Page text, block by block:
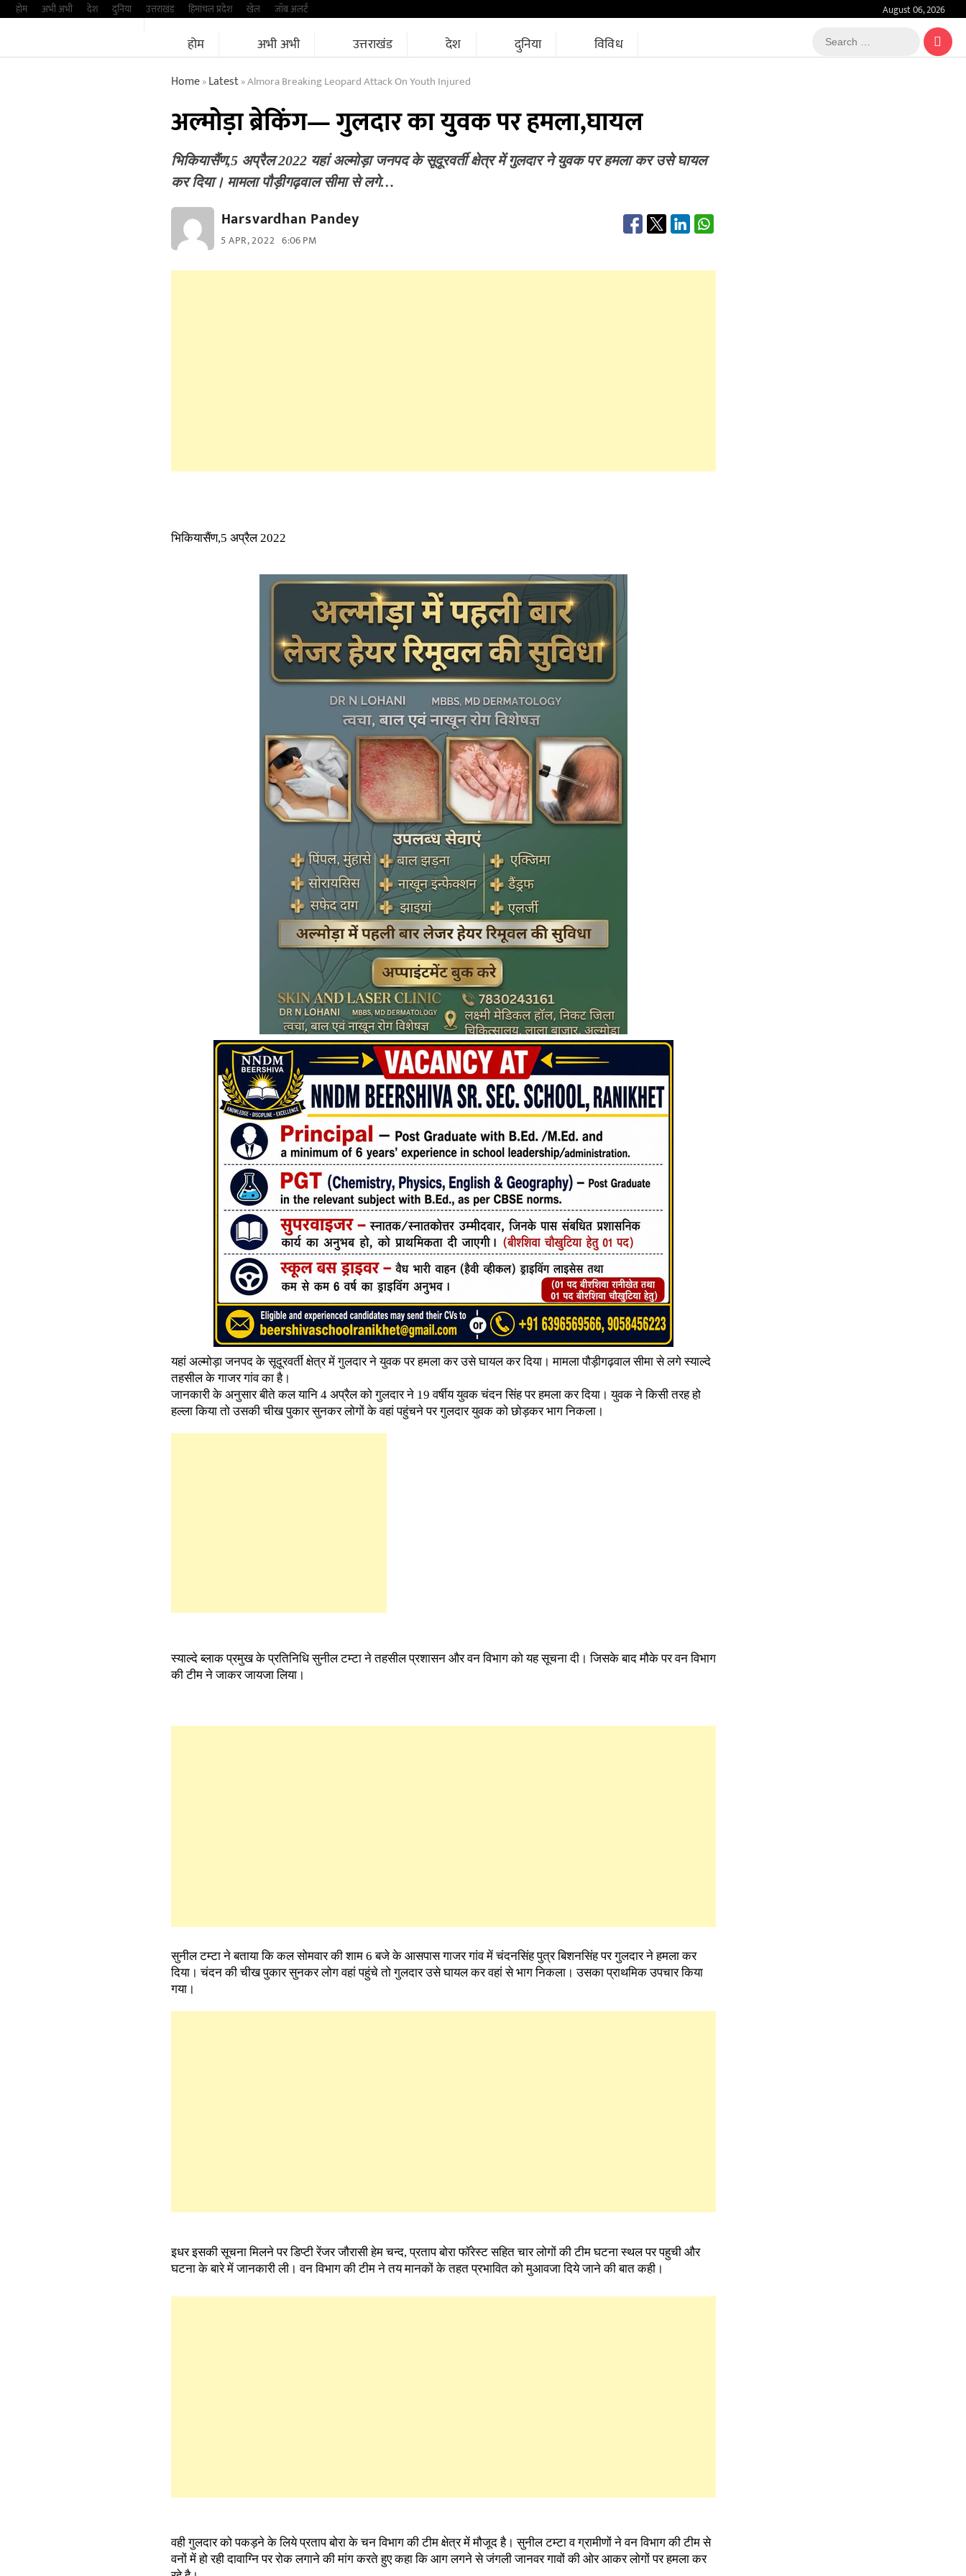
Skipहोम अभी अभी देश दुनिया उत्तराखंड हिमांचल प्रदेश खेल जॉब अलर्ट August 06, 2026
होम अभी अभी उत्तराखंड देश दुनिया विविध
Search
…
Home»Latest»Almora Breaking Leopard Attack On Youth Injured
अल्मोड़ा ब्रेकिंग— गुलदार​ ​का युवक पर हमला,घायल
भिकियासैंण,5 अप्रैल 2022 यहां अल्मोड़ा जनपद के सूदूरवर्ती क्षेत्र में गुलदार ने युवक पर हमला कर उसे घायल
कर दिया। मामला पौड़ीगढ़वाल सीमा से लगे…
Harsvardhan Pandey
5 APR, 2022 6:06 PM
भिकियासैंण,5 अप्रैल 2022
यहां अल्मोड़ा जनपद के सूदूरवर्ती क्षेत्र में गुलदार ने युवक पर हमला कर उसे घायल कर दिया। मामला पौड़ीगढ़वाल सीमा से लगे स्याल्दे
तहसील के गाजर गांव का है।
जानकारी के अनुसार बीते कल यानि 4 अप्रैल को गुलदार ने 19 वर्षीय युवक चंदन सिंह पर हमला कर दिया। युवक ने किसी तरह हो
हल्ला किया तो उसकी चीख पुकार सुनकर लोगों के वहां पहुंचने पर गुलदार युवक को छोड़कर भाग निकला।
स्याल्दे ब्लाक प्रमुख के प्रतिनिधि सुनील टम्टा ने तहसील प्रशासन और वन विभाग को यह सूचना दी। जिसके बाद मौके पर वन विभाग
की टीम ने जाकर जायजा लिया।
सुनील टम्टा ने बताया कि कल सोमवार की शाम 6 बजे के आसपास गाजर गांव में चंदनसिंह पुत्र बिशनसिंह पर गुलदार ने हमला कर
दिया। चंदन की चीख पुकार सुनकर लोग वहां पहुंचे तो गुलदार उसे घायल कर वहां से भाग निकला। उसका प्राथमिक उपचार किया
गया।
इधर इसकी सूचना मिलने पर डिप्टी रेंजर जौरासी हेम चन्द, प्रताप बोरा फॉरेस्ट सहित चार लोगों की टीम घटना स्थल पर पहुची और
घटना के बारे में जानकारी ली। वन विभाग की टीम ने तय मानकों के तहत प्रभावित को मुआवजा दिये जाने की बात कही।
वही गुलदार को पकड़ने के लिये प्रताप बोरा के चन विभाग की टीम क्षेत्र में मौजूद है। सुनील टम्टा व ग्रामीणों ने वन विभाग की टीम से
वनों में हो रही दावाग्नि पर रोक लगाने की मांग करते हुए कहा कि आग लगने से जंगली जानवर गावों की ओर आकर लोगों पर हमला कर